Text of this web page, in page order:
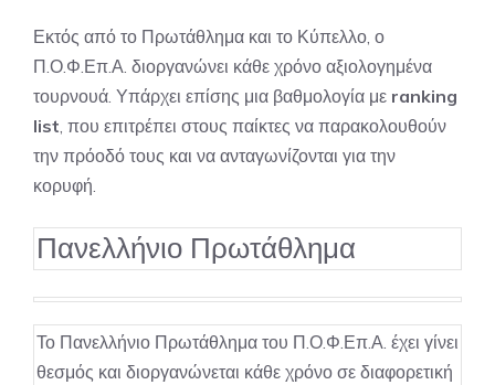
Εκτός από το Πρωτάθλημα και το Κύπελλο, ο
Π.Ο.Φ.Επ.Α. διοργανώνει κάθε χρόνο αξιολογημένα
τουρνουά. Υπάρχει επίσης μια βαθμολογία με ranking
list , που επιτρέπει στους παίκτες να παρακολουθούν
την πρόοδό τους και να ανταγωνίζονται για την
κορυφή.
Πανελλήνιο Πρωτάθλημα
Το Πανελλήνιο Πρωτάθλημα του Π.Ο.Φ.Επ.Α. έχει γίνει
θεσμός και διοργανώνεται κάθε χρόνο σε διαφορετική